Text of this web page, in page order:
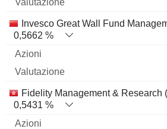
Invesco Great Wall Fund
0,5662 %
Fidelity Management & Research
0,5431 %